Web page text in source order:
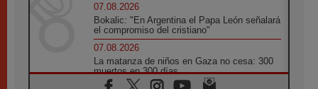
07.08.2026
Bokalic: "En Argentina el Papa León señalará
el compromiso del cristiano"
07.08.2026
La matanza de niños en Gaza no cesa: 300
muertos en 300 días